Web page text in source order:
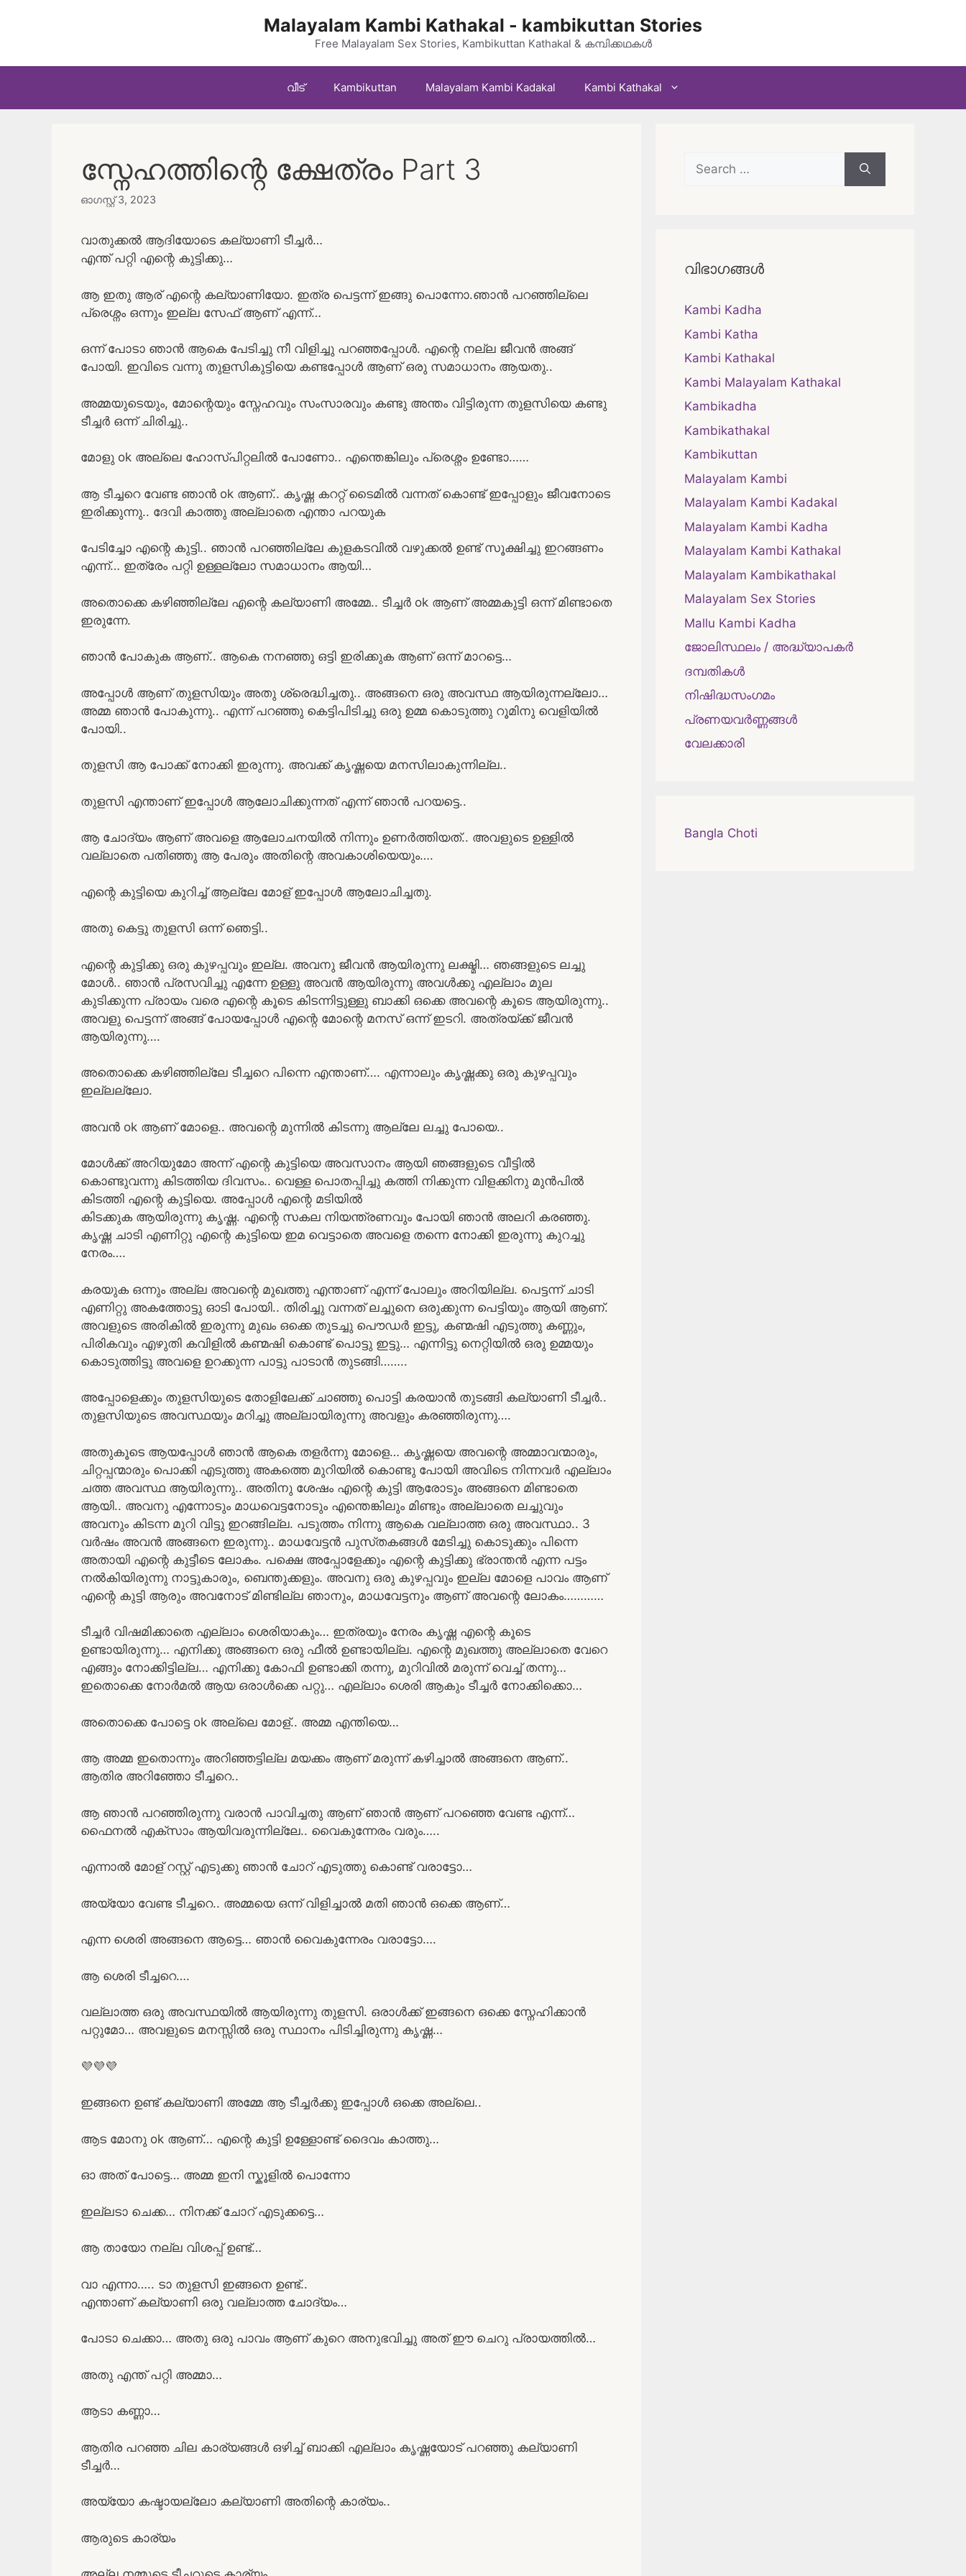
Malayalam Kambi Kathakal - kambikuttan Stories
Free Malayalam Sex Stories, Kambikuttan Kathakal & കമ്പിക്കഥകൾ
വീട് Kambikuttan Malayalam Kambi Kadakal Kambi Kathakal
സ്നേഹത്തിന്റെ ക്ഷേത്രം Part 3
ഓഗസ്റ്റ്‌ 3, 2023
വാതുക്കൽ ആദിയോടെ കല്യാണി ടീച്ചർ…
എന്ത് പറ്റി എന്റെ കുട്ടിക്കു…
ആ ഇതു ആര് എന്റെ കല്യാണിയോ. ഇത്ര പെട്ടന്ന് ഇങ്ങു പൊന്നോ.ഞാൻ പറഞ്ഞില്ലെ
പ്രെശ്നം ഒന്നും ഇല്ല സേഫ് ആണ് എന്ന്…
ഒന്ന് പോടാ ഞാൻ ആകെ പേടിച്ചു നീ വിളിച്ചു പറഞ്ഞപ്പോൾ. എന്റെ നല്ല ജീവൻ അങ്ങ്
പോയി. ഇവിടെ വന്നു തുളസികുട്ടിയെ കണ്ടപ്പോൾ ആണ് ഒരു സമാധാനം ആയതു..
അമ്മയുടെയും, മോന്റെയും സ്നേഹവും സംസാരവും കണ്ടു അന്തം വിട്ടിരുന്ന തുളസിയെ കണ്ടു
ടീച്ചർ ഒന്ന് ചിരിച്ചു..
മോളു ok അല്ലെ ഹോസ്പിറ്റലിൽ പോണോ.. എന്തെങ്കിലും പ്രെശ്നം ഉണ്ടോ……
ആ ടീച്ചറെ വേണ്ട ഞാൻ ok ആണ്.. കൃഷ്ണ കററ്റ് ടൈമിൽ വന്നത് കൊണ്ട് ഇപ്പോളും ജീവനോടെ
ഇരിക്കുന്നു.. ദേവി കാത്തു അല്ലാതെ എന്താ പറയുക
പേടിച്ചോ എന്റെ കുട്ടി.. ഞാൻ പറഞ്ഞില്ലേ കുളകടവിൽ വഴുക്കൽ ഉണ്ട് സൂക്ഷിച്ചു ഇറങ്ങണം
എന്ന്… ഇത്രേം പറ്റി ഉള്ളല്ലോ സമാധാനം ആയി…
അതൊക്കെ കഴിഞ്ഞില്ലേ എന്റെ കല്യാണി അമ്മേ.. ടീച്ചർ ok ആണ് അമ്മകുട്ടി ഒന്ന് മിണ്ടാതെ
ഇരുന്നേ.
ഞാൻ പോകുക ആണ്.. ആകെ നനഞ്ഞു ഒട്ടി ഇരിക്കുക ആണ് ഒന്ന് മാറട്ടെ…
അപ്പോൾ ആണ് തുളസിയും അതു ശ്രെദ്ധിച്ചതു.. അങ്ങനെ ഒരു അവസ്ഥ ആയിരുന്നല്ലോ…
അമ്മ ഞാൻ പോകുന്നു.. എന്ന് പറഞ്ഞു കെട്ടിപിടിച്ചു ഒരു ഉമ്മ കൊടുത്തു റൂമിനു വെളിയിൽ
പോയി..
തുളസി ആ പോക്ക് നോക്കി ഇരുന്നു. അവക്ക് കൃഷ്ണയെ മനസിലാകുന്നില്ല..
തുളസി എന്താണ് ഇപ്പോൾ ആലോചിക്കുന്നത് എന്ന് ഞാൻ പറയട്ടെ..
ആ ചോദ്യം ആണ് അവളെ ആലോചനയിൽ നിന്നും ഉണർത്തിയത്.. അവളുടെ ഉള്ളിൽ
വല്ലാതെ പതിഞ്ഞു ആ പേരും അതിന്റെ അവകാശിയെയും….
എന്റെ കുട്ടിയെ കുറിച്ച് ആല്ലേ മോള് ഇപ്പോൾ ആലോചിച്ചതു.
അതു കെട്ടു തുളസി ഒന്ന് ഞെട്ടി..
എന്റെ കുട്ടിക്കു ഒരു കുഴപ്പവും ഇല്ല. അവനു ജീവൻ ആയിരുന്നു ലക്ഷ്മി… ഞങ്ങളുടെ ലച്ചു
മോൾ.. ഞാൻ പ്രസവിച്ചു എന്നേ ഉള്ളു അവൻ ആയിരുന്നു അവൾക്കു എല്ലാം മുല
കുടിക്കുന്ന പ്രായം വരെ എന്റെ കൂടെ കിടന്നിട്ടുള്ളു ബാക്കി ഒക്കെ അവന്റെ കൂടെ ആയിരുന്നു..
അവളു പെട്ടന്ന് അങ്ങ് പോയപ്പോൾ എന്റെ മോന്റെ മനസ് ഒന്ന് ഇടറി. അത്രയ്ക്ക് ജീവൻ
ആയിരുന്നു….
അതൊക്കെ കഴിഞ്ഞില്ലേ ടീച്ചറെ പിന്നെ എന്താണ്…. എന്നാലും കൃഷ്ണക്കു ഒരു കുഴപ്പവും
ഇല്ലല്ലോ.
അവൻ ok ആണ് മോളെ.. അവന്റെ മുന്നിൽ കിടന്നു ആല്ലേ ലച്ചു പോയെ..
മോൾക്ക്‌ അറിയുമോ അന്ന് എന്റെ കുട്ടിയെ അവസാനം ആയി ഞങ്ങളുടെ വീട്ടിൽ
കൊണ്ടുവന്നു കിടത്തിയ ദിവസം.. വെള്ള പൊതപ്പിച്ചു കത്തി നിക്കുന്ന വിളക്കിനു മുൻപിൽ
കിടത്തി എന്റെ കുട്ടിയെ. അപ്പോൾ എന്റെ മടിയിൽ
കിടക്കുക ആയിരുന്നു കൃഷ്ണ. എന്റെ സകല നിയന്ത്രണവും പോയി ഞാൻ അലറി കരഞ്ഞു.
കൃഷ്ണ ചാടി എണിറ്റു എന്റെ കുട്ടിയെ ഇമ വെട്ടാതെ അവളെ തന്നെ നോക്കി ഇരുന്നു കുറച്ചു
നേരം….
കരയുക ഒന്നും അല്ല അവന്റെ മുഖത്തു എന്താണ് എന്ന് പോലും അറിയില്ല. പെട്ടന്ന് ചാടി
എണിറ്റു അകത്തോട്ടു ഓടി പോയി.. തിരിച്ചു വന്നത് ലച്ചുനെ ഒരുക്കുന്ന പെട്ടിയും ആയി ആണ്.
അവളുടെ അരികിൽ ഇരുന്നു മുഖം ഒക്കെ തുടച്ചു പൌഡർ ഇട്ടു, കണ്മഷി എടുത്തു കണ്ണും,
പിരികവും എഴുതി കവിളിൽ കണ്മഷി കൊണ്ട് പൊട്ടു ഇട്ടു… എന്നിട്ടു നെറ്റിയിൽ ഒരു ഉമ്മയും
കൊടുത്തിട്ടു അവളെ ഉറക്കുന്ന പാട്ടു പാടാൻ തുടങ്ങി……..
അപ്പോളെക്കും തുളസിയുടെ തോളിലേക്ക് ചാഞ്ഞു പൊട്ടി കരയാൻ തുടങ്ങി കല്യാണി ടീച്ചർ..
തുളസിയുടെ അവസ്ഥയും മറിച്ചു അല്ലായിരുന്നു അവളും കരഞ്ഞിരുന്നു….
അതുകൂടെ ആയപ്പോൾ ഞാൻ ആകെ തളർന്നു മോളെ… കൃഷ്ണയെ അവന്റെ അമ്മാവന്മാരും,
ചിറ്റപ്പന്മാരും പൊക്കി എടുത്തു അകത്തെ മുറിയിൽ കൊണ്ടു പോയി അവിടെ നിന്നവർ എല്ലാം
ചത്ത അവസ്ഥ ആയിരുന്നു.. അതിനു ശേഷം എന്റെ കുട്ടി ആരോടും അങ്ങനെ മിണ്ടാതെ
ആയി.. അവനു എന്നോടും മാധവെട്ടനോടും എന്തെങ്കിലും മിണ്ടും അല്ലാതെ ലച്ചുവും
അവനും കിടന്ന മുറി വിട്ടു ഇറങ്ങില്ല. പടുത്തം നിന്നു ആകെ വല്ലാത്ത ഒരു അവസ്ഥാ.. 3
വർഷം അവൻ അങ്ങനെ ഇരുന്നു.. മാധവേട്ടൻ പുസ്‌തകങ്ങൾ മേടിച്ചു കൊടുക്കും പിന്നെ
അതായി എന്റെ കുട്ടീടെ ലോകം. പക്ഷെ അപ്പോളേക്കും എന്റെ കുട്ടിക്കു ഭ്രാന്തൻ എന്ന പട്ടം
നൽകിയിരുന്നു നാട്ടുകാരും, ബെന്തുക്കളും. അവനു ഒരു കുഴപ്പവും ഇല്ല മോളെ പാവം ആണ്
എന്റെ കുട്ടി ആരും അവനോട് മിണ്ടില്ല ഞാനും, മാധവേട്ടനും ആണ് അവന്റെ ലോകം…………
ടീച്ചർ വിഷമിക്കാതെ എല്ലാം ശെരിയാകും… ഇത്രയും നേരം കൃഷ്ണ എന്റെ കൂടെ
ഉണ്ടായിരുന്നു… എനിക്കു അങ്ങനെ ഒരു ഫീൽ ഉണ്ടായില്ല. എന്റെ മുഖത്തു അല്ലാതെ വേറെ
എങ്ങും നോക്കിട്ടില്ല… എനിക്കു കോഫി ഉണ്ടാക്കി തന്നു, മുറിവിൽ മരുന്ന് വെച്ച് തന്നു…
ഇതൊക്കെ നോർമൽ ആയ ഒരാൾക്കെ പറ്റു… എല്ലാം ശെരി ആകും ടീച്ചർ നോക്കിക്കൊ…
അതൊക്കെ പോട്ടെ ok അല്ലെ മോള്.. അമ്മ എന്തിയെ…
ആ അമ്മ ഇതൊന്നും അറിഞ്ഞട്ടില്ല മയക്കം ആണ് മരുന്ന് കഴിച്ചാൽ അങ്ങനെ ആണ്..
ആതിര അറിഞ്ഞോ ടീച്ചറെ..
ആ ഞാൻ പറഞ്ഞിരുന്നു വരാൻ പാവിച്ചതു ആണ് ഞാൻ ആണ് പറഞ്ഞെ വേണ്ട എന്ന്…
ഫൈനൽ എക്സാം ആയിവരുന്നില്ലേ.. വൈകുന്നേരം വരും…..
എന്നാൽ മോള് റസ്റ്റ്‌ എടുക്കു ഞാൻ ചോറ് എടുത്തു കൊണ്ട് വരാട്ടോ…
അയ്യോ വേണ്ട ടീച്ചറെ.. അമ്മയെ ഒന്ന് വിളിച്ചാൽ മതി ഞാൻ ഒക്കെ ആണ്…
എന്ന ശെരി അങ്ങനെ ആട്ടെ… ഞാൻ വൈകുന്നേരം വരാട്ടോ….
ആ ശെരി ടീച്ചറെ….
വല്ലാത്ത ഒരു അവസ്ഥയിൽ ആയിരുന്നു തുളസി. ഒരാൾക്ക് ഇങ്ങനെ ഒക്കെ സ്നേഹിക്കാൻ
പറ്റുമോ… അവളുടെ മനസ്സിൽ ഒരു സ്ഥാനം പിടിച്ചിരുന്നു കൃഷ്ണ…
💜💜💜
ഇങ്ങനെ ഉണ്ട് കല്യാണി അമ്മേ ആ ടീച്ചർക്കു ഇപ്പോൾ ഒക്കെ അല്ലെ..
ആട മോനു ok ആണ്… എന്റെ കുട്ടി ഉള്ളോണ്ട് ദൈവം കാത്തു…
ഓ അത് പോട്ടെ… അമ്മ ഇനി സ്കൂളിൽ പൊന്നോ
ഇല്ലടാ ചെക്ക… നിനക്ക് ചോറ് എടുക്കട്ടെ…
ആ തായോ നല്ല വിശപ്പ് ഉണ്ട്…
വാ എന്നാ….. ടാ തുളസി ഇങ്ങനെ ഉണ്ട്..
എന്താണ് കല്യാണി ഒരു വല്ലാത്ത ചോദ്യം…
പോടാ ചെക്കാ… അതു ഒരു പാവം ആണ് കുറെ അനുഭവിച്ചു അത് ഈ ചെറു പ്രായത്തിൽ…
അതു എന്ത് പറ്റി അമ്മാ…
ആടാ കണ്ണാ…
ആതിര പറഞ്ഞ ചില കാര്യങ്ങൾ ഒഴിച്ച് ബാക്കി എല്ലാം കൃഷ്ണയോട് പറഞ്ഞു കല്യാണി
ടീച്ചർ…
അയ്യോ കഷ്ടായല്ലോ കല്യാണി അതിന്റെ കാര്യം..
ആരുടെ കാര്യം
Search
for:
വിഭാഗങ്ങൾ
Kambi Kadha
Kambi Katha
Kambi Kathakal
Kambi Malayalam Kathakal
Kambikadha
Kambikathakal
Kambikuttan
Malayalam Kambi
Malayalam Kambi Kadakal
Malayalam Kambi Kadha
Malayalam Kambi Kathakal
Malayalam Kambikathakal
Malayalam Sex Stories
Mallu Kambi Kadha
ജോലിസ്ഥലം / അദ്ധ്യാപകർ
ദമ്പതികള്‍
നിഷിദ്ധസംഗമം
പ്രണയവർണ്ണങ്ങൾ
വേലക്കാരി
Bangla Choti